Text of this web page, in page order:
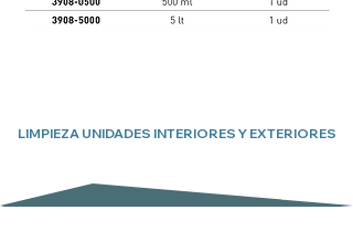
LIMPIEZA UNIDADES INTERIORES Y EXTERIORES